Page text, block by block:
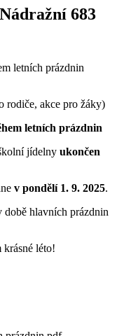
683
letních prázdnin
rodiče, akce pro žáky)
letních prázdnin
jídelny ukončen
v pondělí 1. 9. 2025.
době hlavních prázdnin
krásné léto!